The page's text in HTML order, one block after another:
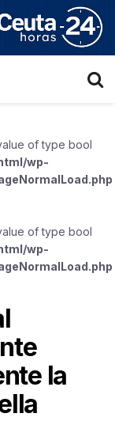
of type bool
wp-
of type bool
wp-
la